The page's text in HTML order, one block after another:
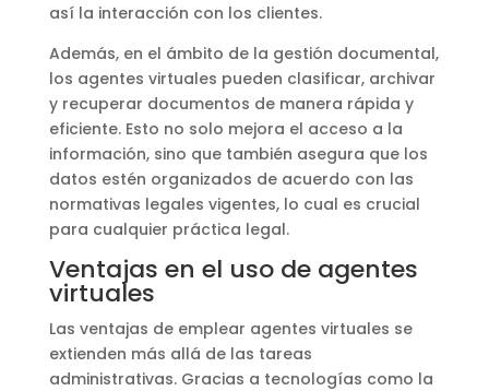
así la interacción con los clientes.
Además, en el ámbito de la gestión documental,
los agentes virtuales pueden clasificar, archivar
y recuperar documentos de manera rápida y
eficiente. Esto no solo mejora el acceso a la
información, sino que también asegura que los
datos estén organizados de acuerdo con las
normativas legales vigentes, lo cual es crucial
para cualquier práctica legal.
Ventajas en el uso de agentes
virtuales
Las ventajas de emplear agentes virtuales se
extienden más allá de las tareas
administrativas. Gracias a tecnologías como la